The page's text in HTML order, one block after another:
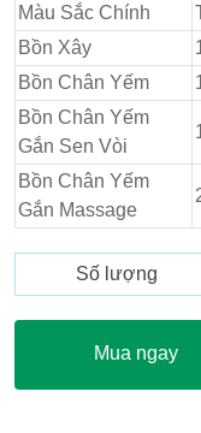
Màu Sắc Chính
Bồn Xây
Bồn Chân Yếm
Bồn Chân Yếm
Gắn Sen Vòi
Bồn Chân Yếm
Gắn Massage
Số lượng
Mua ngay